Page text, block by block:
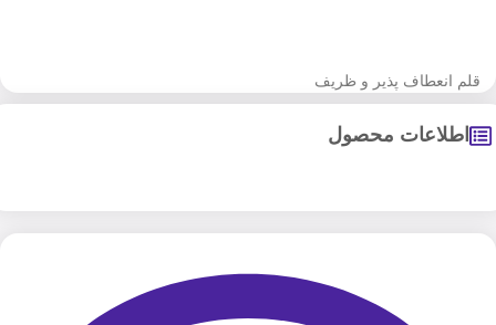
قلم انعطاف پذیر و ظریف
اطلاعات محصول